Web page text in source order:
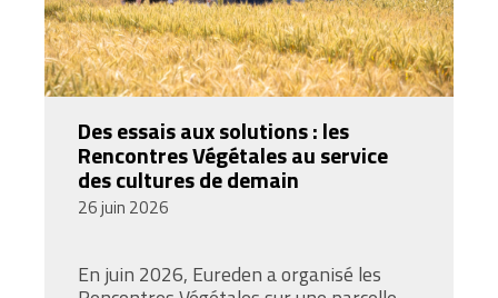
Des essais aux solutions : les
Rencontres Végétales au service
des cultures de demain
26 juin 2026
En juin 2026, Eureden a organisé les